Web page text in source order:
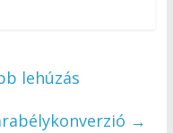
lehúzás
→